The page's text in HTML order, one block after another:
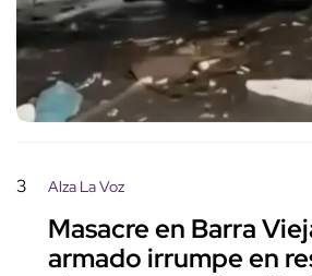
3 Alza La Voz
Masacre en Barra
armado irrumpe en